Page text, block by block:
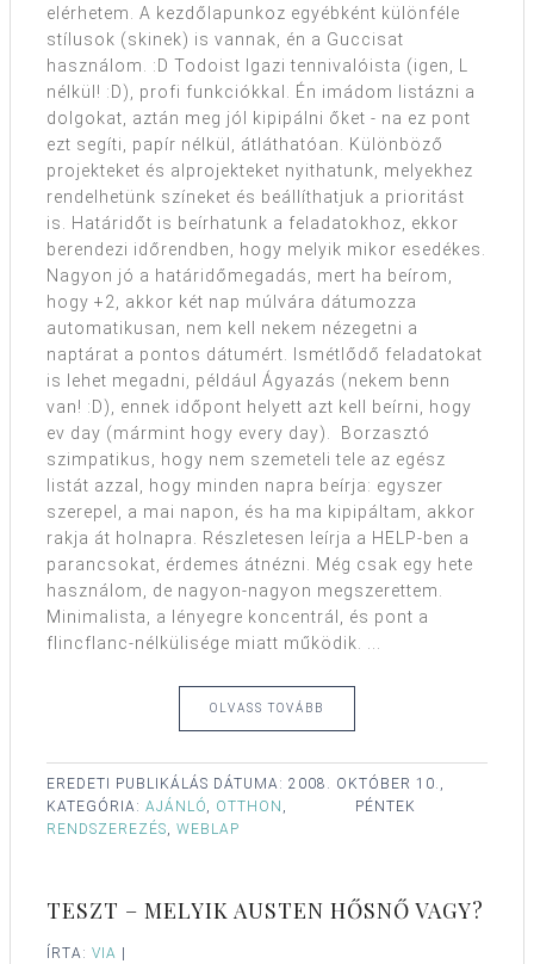
elérhetem. A kezdőlapunkoz egyébként különféle
stílusok (skinek) is vannak, én a Guccisat
használom. :D Todoist Igazi tennivalóista (igen, L
nélkül! :D), profi funkciókkal. Én imádom listázni a
dolgokat, aztán meg jól kipipálni őket - na ez pont
ezt segíti, papír nélkül, átláthatóan. Különböző
projekteket és alprojekteket nyithatunk, melyekhez
rendelhetünk színeket és beállíthatjuk a prioritást
is. Határidőt is beírhatunk a feladatokhoz, ekkor
berendezi időrendben, hogy melyik mikor esedékes.
Nagyon jó a határidőmegadás, mert ha beírom,
hogy +2, akkor két nap múlvára dátumozza
automatikusan, nem kell nekem nézegetni a
naptárat a pontos dátumért. Ismétlődő feladatokat
is lehet megadni, például Ágyazás (nekem benn
van! :D), ennek időpont helyett azt kell beírni, hogy
ev day (mármint hogy every day). Borzasztó
szimpatikus, hogy nem szemeteli tele az egész
listát azzal, hogy minden napra beírja: egyszer
szerepel, a mai napon, és ha ma kipipáltam, akkor
rakja át holnapra. Részletesen leírja a HELP-ben a
parancsokat, érdemes átnézni. Még csak egy hete
használom, de nagyon-nagyon megszerettem.
Minimalista, a lényegre koncentrál, és pont a
flincflanc-nélkülisége miatt működik. ...
OLVASS TOVÁBB
EREDETI PUBLIKÁLÁS DÁTUMA: 2008. OKTÓBER 10.,
PÉNTEK
KATEGÓRIA: AJÁNLÓ, OTTHON ,
RENDSZEREZÉS, WEBLAP
TESZT – MELYIK AUSTEN HŐSNŐ VAGY?
ÍRTA: VIA